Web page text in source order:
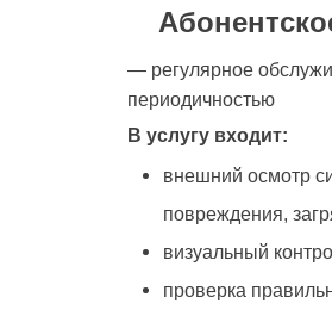
— регулярное
периодичностью
В услугу входит:
внешний осмотр
повреждения,
визуальный
проверка